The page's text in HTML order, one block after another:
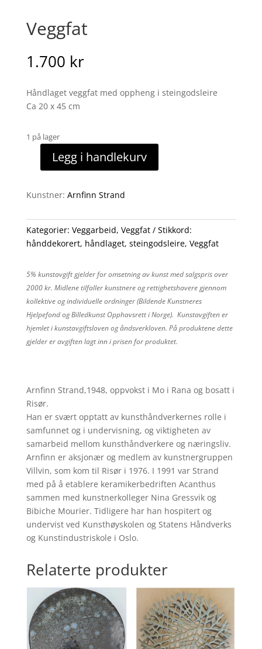
Veggfat
1.700 kr
Håndlaget veggfat med oppheng i steingodsleire
Ca 20 x 45 cm
1 på lager
VeggfatLegg i handlekurv
Kunstner: Arnfinn Strand
Kategorier: Veggarbeid, Veggfat
Stikkord:
hånddekorert, håndlaget, steingodsleire, Veggfat
5% kunstavgift gjelder for omsetning av kunst med salgspris over
2000 kr. Midlene tilfaller kunstnere og rettighetshavere gjennom
kollektive og individuelle ordninger (Bildende Kunstneres
Hjelpefond og Billedkunst Opphavsrett i Norge). Kunstavgiften er
hjemlet i kunstavgiftsloven og åndsverkloven. På produktene dette
gjelder er avgiften lagt inn i prisen for produktet.
Arnfinn Strand,1948, oppvokst i Mo i Rana og bosatt i
Risør.
Han er svært opptatt av kunsthåndverkernes rolle i
samfunnet og i undervisning, og viktigheten av
samarbeid mellom kunsthåndverkere og næringsliv.
Arnfinn er aksjonær og medlem av kunstnergruppen
Villvin, som kom til Risør i 1976. I 1991 var Strand
med på å etablere keramikerbedriften Acanthus
sammen med kunstnerkolleger Nina Gressvik og
Bibiche Mourier. Tidligere har han hospitert og
undervist ved Kunsthøyskolen og Statens Håndverks
og Kunstindustriskole i Oslo.
Relaterte produkter